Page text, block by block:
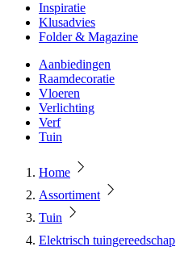
Inspiratie
Klusadvies
Folder & Magazine
Aanbiedingen
Raamdecoratie
Vloeren
Verlichting
Verf
Tuin
Home
Assortiment
Tuin
Elektrisch tuingereedschap